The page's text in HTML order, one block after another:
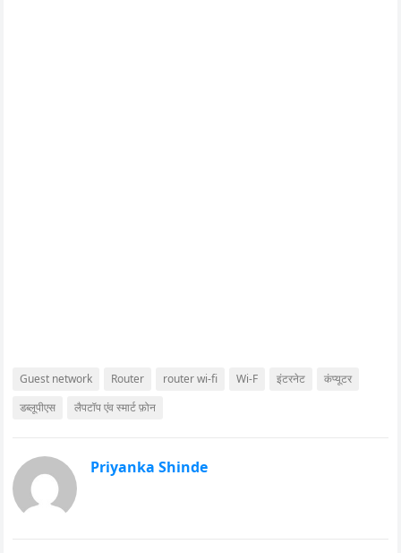
Guest network Router router wi-fi Wi-F इंटरनेट
कंप्यूटर
डब्लूपीएस
लैपटॉप एंव स्मार्ट फ़ोन
Priyanka Shinde